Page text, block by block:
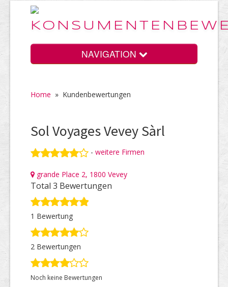
NAVIGATION
Home
Vorteile
Preise
HELP Awards
Top Firmen
Home » Kundenbewertungen
Sol Voyages Vevey Sàrl
- weitere Firmen
grande Place 2, 1800 Vevey
Total 3 Bewertungen
1 Bewertung
2 Bewertungen
Noch keine Bewertungen